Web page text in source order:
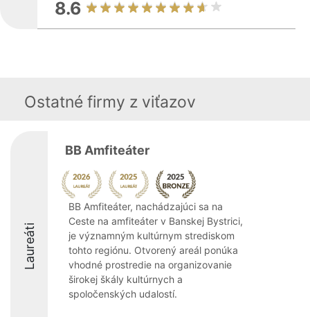
8.6
Ostatné firmy z viťazov
Laureáti
BB Amfiteáter
BB Amfiteáter, nachádzajúci sa na
Ceste na amfiteáter v Banskej Bystrici,
je významným kultúrnym strediskom
tohto regiónu. Otvorený areál ponúka
vhodné prostredie na organizovanie
širokej škály kultúrnych a
spoločenských udalostí.